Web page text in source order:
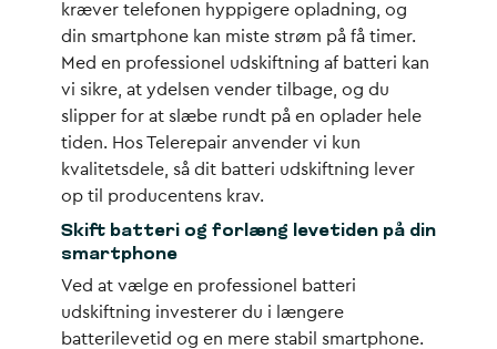
kræver telefonen hyppigere opladning, og
din smartphone kan miste strøm på få timer.
Med en professionel udskiftning af batteri kan
vi sikre, at ydelsen vender tilbage, og du
slipper for at slæbe rundt på en oplader hele
tiden. Hos Telerepair anvender vi kun
kvalitetsdele, så dit batteri udskiftning lever
op til producentens krav.
Skift batteri og forlæng levetiden på din
smartphone
Ved at vælge en professionel batteri
udskiftning investerer du i længere
batterilevetid og en mere stabil smartphone.